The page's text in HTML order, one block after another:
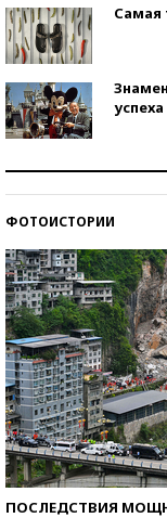
Самая
ФОТОИСТОРИИ
ПОСЛЕДСТВИЯ